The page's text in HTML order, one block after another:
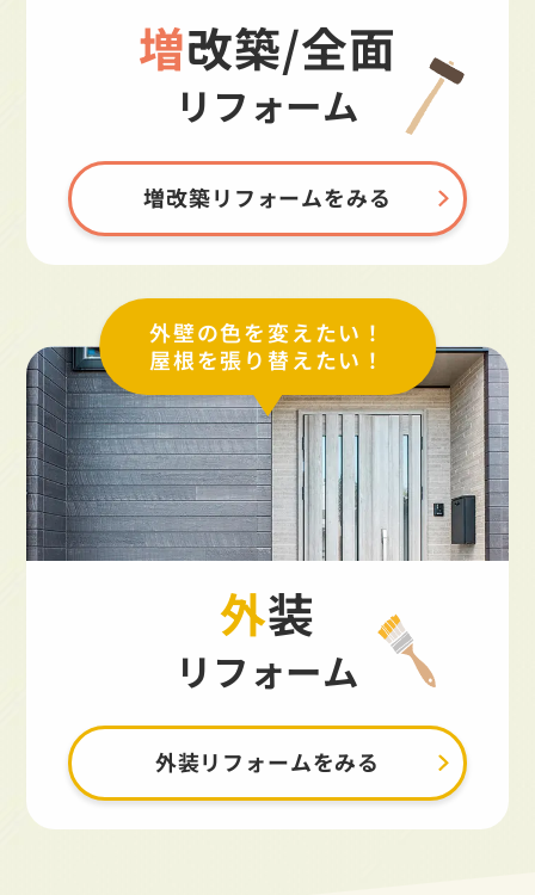
増改築/全面
リフォーム
増改築リフォームをみる
外壁の色を変えたい！
屋根を張り替えたい！
外装
リフォーム
外装リフォームをみる